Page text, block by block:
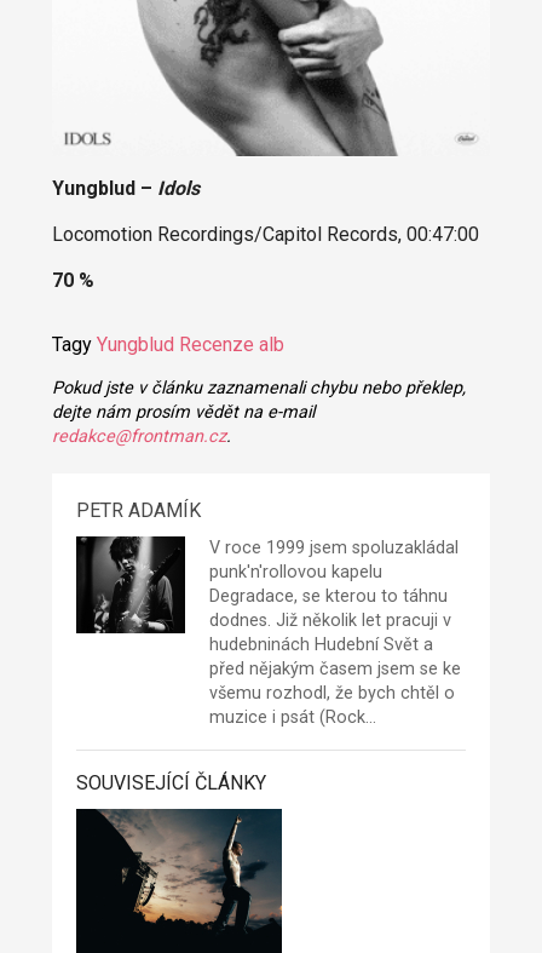
Yungblud – Idols
Locomotion Recordings/Capitol Records, 00:47:00
70 %
Tagy Yungblud Recenze alb
Pokud jste v článku zaznamenali chybu nebo překlep,
dejte nám prosím vědět na e-mail
redakce@frontman.cz.
PETR ADAMÍK
V roce 1999 jsem spoluzakládal
punk'n'rollovou kapelu
Degradace, se kterou to táhnu
dodnes. Již několik let pracuji v
hudebninách Hudební Svět a
před nějakým časem jsem se ke
všemu rozhodl, že bych chtěl o
muzice i psát (Rock…
SOUVISEJÍCÍ ČLÁNKY